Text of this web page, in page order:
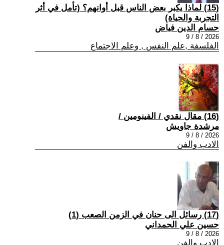
(15) لماذا يكبر بعض الناس قبل أوانهم؟ (تأمل في أثر
التجربة والحياة)
حسام الدين فياض
2026 / 8 / 9
الفلسفة ,علم النفس , وعلم الاجتماع
(16) مقال نقدي / الفينومين /
مرشدة جاويش
2026 / 8 / 9
الادب والفن
(17) رسائل الى حنان في الزمن الصعب (1)
حسين علي الحمداني
2026 / 8 / 9
الادب والفن